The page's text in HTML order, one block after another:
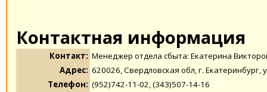
Контактная информация
Контакт: Менеджер отдела сбыта: Екатерина
Адрес: 620026, Свердловская обл, г.
Телефон: (952)742-11-02, (343)507-14-16